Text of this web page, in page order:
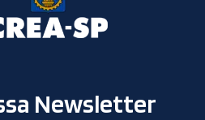
Newsletter